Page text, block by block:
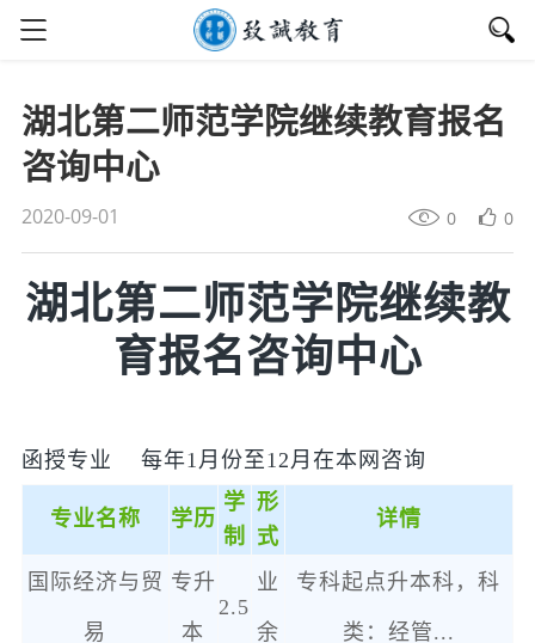
湖北第二师范学院继续教育报名
咨询中心
2020-09-01 0 0
湖北第二师范学院继续教
育报名咨询中心
函授专业 每年1月份至12月在本网咨询
专业名称 学历
学
制
形
式
详情
国际经济与贸
易
专升
本
2.5
业
余
专科起点升本科，科
类：经管...